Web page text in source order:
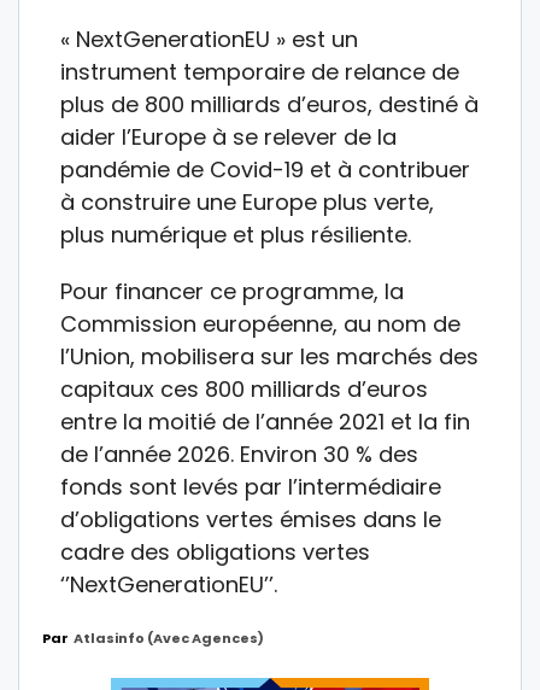
« NextGenerationEU » est un
instrument temporaire de relance de
plus de 800 milliards d’euros, destiné à
aider l’Europe à se relever de la
pandémie de Covid-19 et à contribuer
à construire une Europe plus verte,
plus numérique et plus résiliente.
Pour financer ce programme, la
Commission européenne, au nom de
l’Union, mobilisera sur les marchés des
capitaux ces 800 milliards d’euros
entre la moitié de l’année 2021 et la fin
de l’année 2026. Environ 30 % des
fonds sont levés par l’intermédiaire
d’obligations vertes émises dans le
cadre des obligations vertes
‘’NextGenerationEU’’.
Par Atlasinfo (avec Agences)